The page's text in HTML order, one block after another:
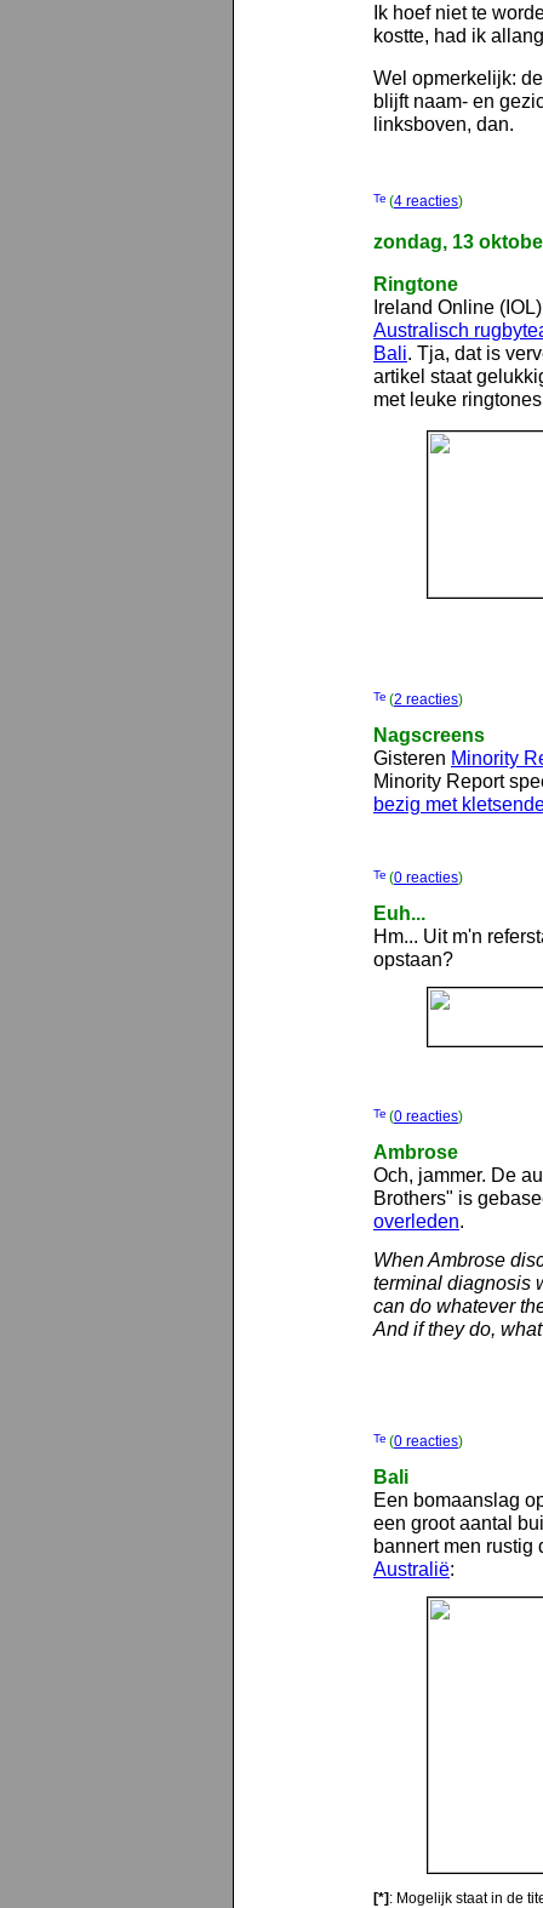
Ik hoef niet te
kostte, had ik
Wel opmerkelijk:
blijft naam- en
linksboven, dan.
(4 reacties)
zondag, 13
Ringtone
Ireland Online
Australisch
Bali. Tja, dat is
artikel staat
met leuke
(2 reacties)
Nagscreens
Gisteren Minority
Minority Report
bezig met
(0 reacties)
Euh...
Hm... Uit m'n
opstaan?
(0 reacties)
Ambrose
Och, jammer. De
Brothers" is
overleden.
When Ambrose
terminal diagnosis
can do whatever
And if they do,
(0 reacties)
Bali
Een bomaanslag
een groot aantal
bannert men rustig
Australië:
[*] : Mogelijk staat in de